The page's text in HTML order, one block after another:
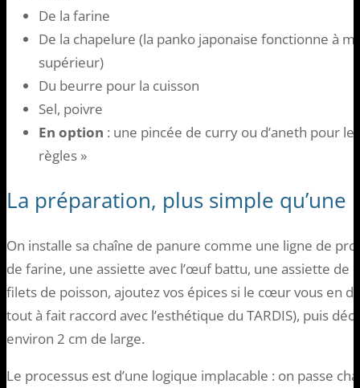
De la farine
De la chapelure (la panko japonaise fonctionne à
supérieur)
Du beurre pour la cuisson
Sel, poivre
En option : une pincée de curry ou d’aneth pour
règles »
La préparation, plus simple qu’une
On installe sa chaîne de panure comme une ligne de
de farine, une assiette avec l’œuf battu, une assiette de
filets de poisson, ajoutez vos épices si le cœur vous en
tout à fait raccord avec l’esthétique du TARDIS), puis
environ 2 cm de large.
Le processus est d’une logique implacable : on passe